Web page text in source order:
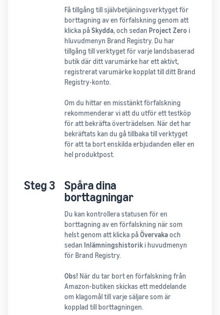
Få tillgång till självbetjäningsverktyget för
borttagning av en förfalskning genom att
klicka påSkydda, och sedan Project Zero i
hluvudmenyn Brand Registry. Du har
tillgång till verktyget för varje landsbaserad
butik där ditt varumärke har ett aktivt,
registrerat varumärke kopplat till ditt Brand
Registry-konto.
Om du hittar en misstänkt förfalskning
rekommenderar vi att du utför ett testköp
för att bekräfta överträdelsen. När det har
bekräftats kan du gå tillbaka till verktyget
för att ta bort enskilda erbjudanden eller en
hel produktpost.
Steg 3
Spåra dina
borttagningar
Du kan kontrollera statusen för en
borttagning av en förfalskning när som
helst genom att klicka påÖvervakaoch
sedan Inlämningshistorik i huvudmenyn
för Brand Registry.
Obs! När du tar bort en förfalskning från
Amazon-butiken skickas ett meddelande
om klagomål till varje säljare som är
kopplad till borttagningen.